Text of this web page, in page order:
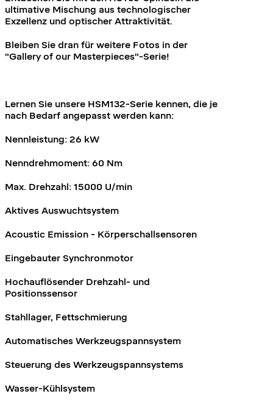
ultimative Mischung aus technologischer
Exzellenz und optischer Attraktivität.
Bleiben Sie dran für weitere Fotos in der
"Gallery of our Masterpieces"-Serie!
Lernen Sie unsere HSM132-Serie kennen, die je
nach Bedarf angepasst werden kann:
Nennleistung: 26 kW
Nenndrehmoment: 60 Nm
Max. Drehzahl: 15000 U/min
Aktives Auswuchtsystem
Acoustic Emission - Körperschallsensoren
Eingebauter Synchronmotor
Hochauflösender Drehzahl- und
Positionssensor
Stahllager, Fettschmierung
Automatisches Werkzeugspannsystem
Steuerung des Werkzeugspannsystems
Wasser-Kühlsystem